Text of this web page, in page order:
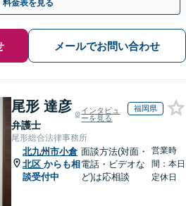
料金表を見る
メールでお問い合わせ
尾形 達彦
弁護士
インタビュ
ーを見る
福岡県
尾形総合法律事務所
北九州市小倉
北区 からも相
談受付中
面談方法(対面・
電話・ビデオな
ど)は応相談
営業時
間：本日
定休日